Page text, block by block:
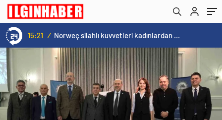
15:21 / Norweç silahlı kuvvetleri kadınlardan oluşan özel kuvvetler eğitimlerini başlattı.